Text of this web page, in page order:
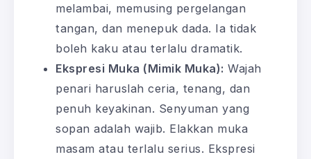
melambai, memusing pergelangan
tangan, dan menepuk dada. Ia tidak
boleh kaku atau terlalu dramatik.
Ekspresi Muka (Mimik Muka): Wajah
penari haruslah ceria, tenang, dan
penuh keyakinan. Senyuman yang
sopan adalah wajib. Elakkan muka
masam atau terlalu serius. Ekspresi